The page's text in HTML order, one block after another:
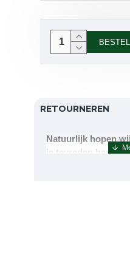
RETOURNEREN
Natuurlijk hopen
je tevreden bent